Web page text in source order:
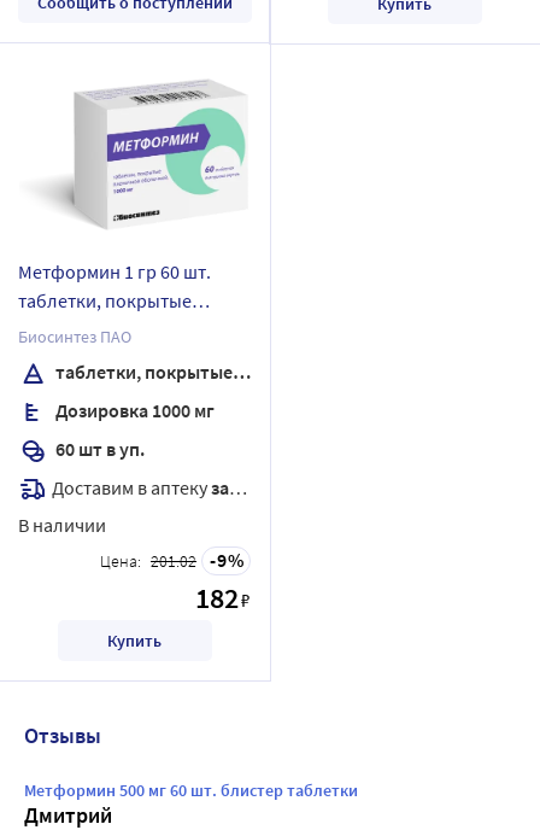
Метформин 1 гр 60 шт.
таблетки, покрытые
пленочной оболочкой
Биосинтез ПАО
таблетки, покрытые пленочной оболочкой
Дозировка 1000 мг
60 шт в уп.
Доставим в аптекузавтра
В наличии
Цена: 201.02 9
182₽
Купить
Отзывы
Метформин 500 мг 60 шт. блистер таблетки
Дмитрий